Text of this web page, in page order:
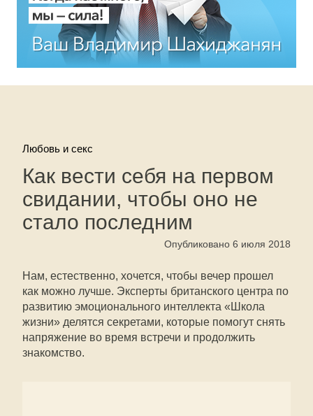
Любовь и секс
Как вести себя на первом
свидании, чтобы оно не
стало последним
Опубликовано 6 июля 2018
Нам, естественно, хочется, чтобы вечер прошел
как можно лучше. Эксперты британского центра по
развитию эмоционального интеллекта «Школа
жизни» делятся секретами, которые помогут снять
напряжение во время встречи и продолжить
знакомство.